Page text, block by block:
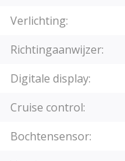
Verlichting:
Richtingaanwijzer:
Digitale display:
Cruise control:
Bochtensensor: